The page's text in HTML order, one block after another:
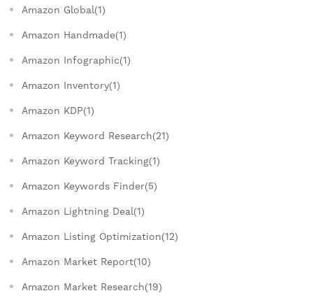
Amazon Global(1)
Amazon Handmade(1)
Amazon Infographic(1)
Amazon Inventory(1)
Amazon KDP(1)
Amazon Keyword Research(21)
Amazon Keyword Tracking(1)
Amazon Keywords Finder(5)
Amazon Lightning Deal(1)
Amazon Listing Optimization(12)
Amazon Market Report(10)
Amazon Market Research(19)